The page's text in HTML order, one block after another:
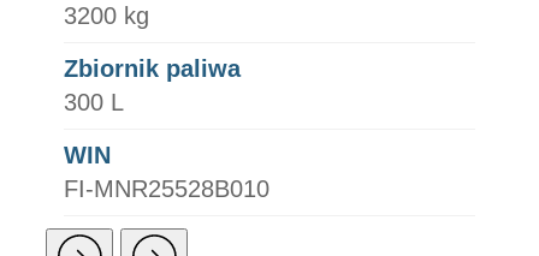
3200 kg
Zbiornik paliwa
300 L
WIN
FI-MNR25528B010